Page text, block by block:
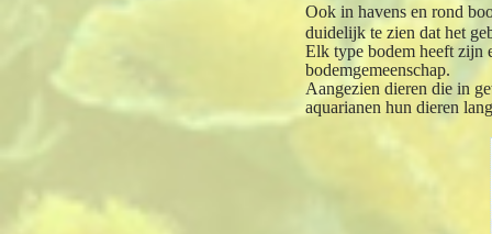
Ook in havens en rond
duidelijk te zien dat het
Elk type bodem heeft zijn
bodemgemeenschap.
Aangezien dieren die in
aquarianen hun dieren